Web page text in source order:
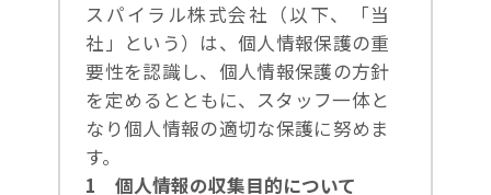
スパイラル株式会社（以下、「当
社」という）は、個人情報保護の重
要性を認識し、個人情報保護の方針
を定めるとともに、スタッフ一体と
なり個人情報の適切な保護に努めま
す。
1 個人情報の収集目的について